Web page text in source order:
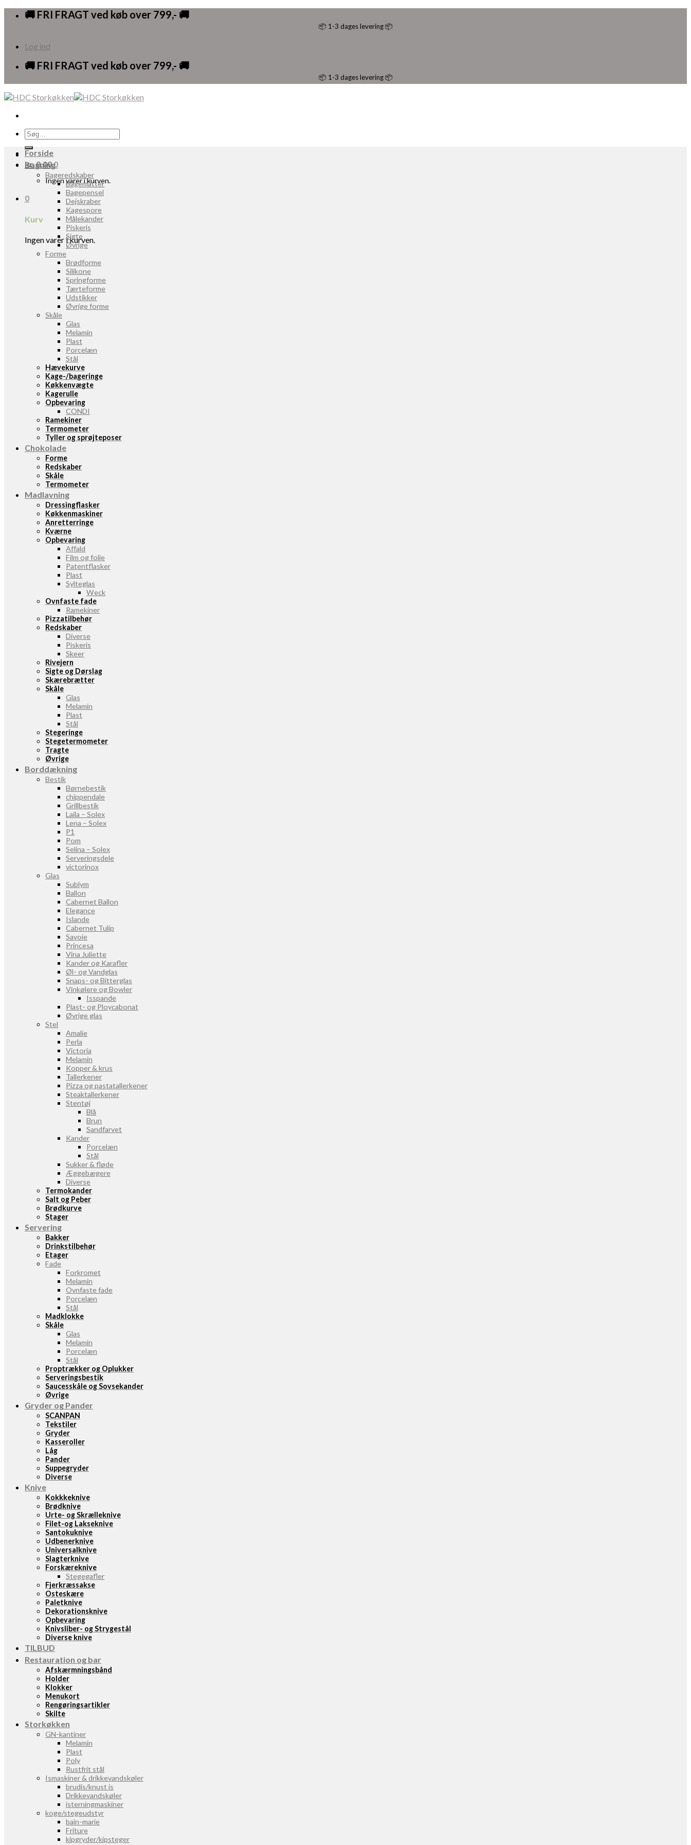
Skip
🚚 FRI FRAGT ved køb over 799,- 🚚
📦 1-3 dages levering 📦
Log ind
🚚 FRI FRAGT ved køb over 799,- 🚚
📦 1-3 dages levering 📦
Søg
efter:
kr.0,000
Ingen varer i kurven.
0
Kurv
Ingen varer i kurven.
Forside
Bagning
Bageredskaber
Bagemåtter
Bagepensel
Dejskraber
Kagespore
Målekander
Piskeris
Sigte
Øvrige
Forme
Brødforme
Silikone
Springforme
Tærteforme
Udstikker
Øvrige forme
Skåle
Glas
Melamin
Plast
Porcelæn
Stål
Hævekurve
Kage-/bageringe
Køkkenvægte
Kagerulle
Opbevaring
CONDI
Ramekiner
Termometer
Tyller og sprøjteposer
Chokolade
Forme
Redskaber
Skåle
Termometer
Madlavning
Dressingflasker
Køkkenmaskiner
Anretterringe
Kværne
Opbevaring
Affald
Film og folie
Patentflasker
Plast
Sylteglas
Weck
Ovnfaste fade
Ramekiner
Pizzatilbehør
Redskaber
Diverse
Piskeris
Skeer
Rivejern
Sigte og Dørslag
Skærebrætter
Skåle
Glas
Melamin
Plast
Stål
Stegeringe
Stegetermometer
Tragte
Øvrige
Borddækning
Bestik
Børnebestik
chippendale
Grillbestik
Laila – Solex
Lena – Solex
P1
Pom
Selina – Solex
Serveringsdele
victorinox
Glas
Sublym
Ballon
Cabernet Ballon
Elegance
Islande
Cabernet Tulip
Savoie
Princesa
Vina Juliette
Kander og Karafler
Øl- og Vandglas
Snaps- og Bitterglas
Vinkølere og Bowler
Isspande
Plast- og Ploycabonat
Øvrige glas
Stel
Amalie
Perla
Victoria
Melamin
Kopper & krus
Tallerkener
Pizza og pastatallerkener
Steaktallerkener
Stentøj
Blå
Brun
Sandfarvet
Kander
Porcelæn
Stål
Sukker & fløde
Æggebægere
Diverse
Termokander
Salt og Peber
Brødkurve
Stager
Servering
Bakker
Drinkstilbehør
Etager
Fade
Forkromet
Melamin
Ovnfaste fade
Porcelæn
Stål
Madklokke
Skåle
Glas
Melamin
Porcelæn
Stål
Proptrækker og Oplukker
Serveringsbestik
Saucesskåle og Sovsekander
Øvrige
Gryder og Pander
SCANPAN
Tekstiler
Gryder
Kasseroller
Låg
Pander
Suppegryder
Diverse
Knive
Kokkkeknive
Brødknive
Urte- og Skrælleknive
Filet-og Lakseknive
Santokuknive
Udbenerknive
Universalknive
Slagterknive
Forskæreknive
Stegegafler
Fjerkræssakse
Osteskære
Paletknive
Dekorationsknive
Opbevaring
Knivsliber- og Strygestål
Diverse knive
TILBUD
Restauration og bar
Afskærmningsbånd
Holder
Klokker
Menukort
Rengøringsartikler
Skilte
Storkøkken
GN-kantiner
Melamin
Plast
Poly
Rustfrit stål
Ismaskiner & drikkevandskøler
brudis/knust is
Drikkevandskøler
isterningmaskiner
koge/stegeudstyr
bain-marie
Friture
kipgryder/kipsteger